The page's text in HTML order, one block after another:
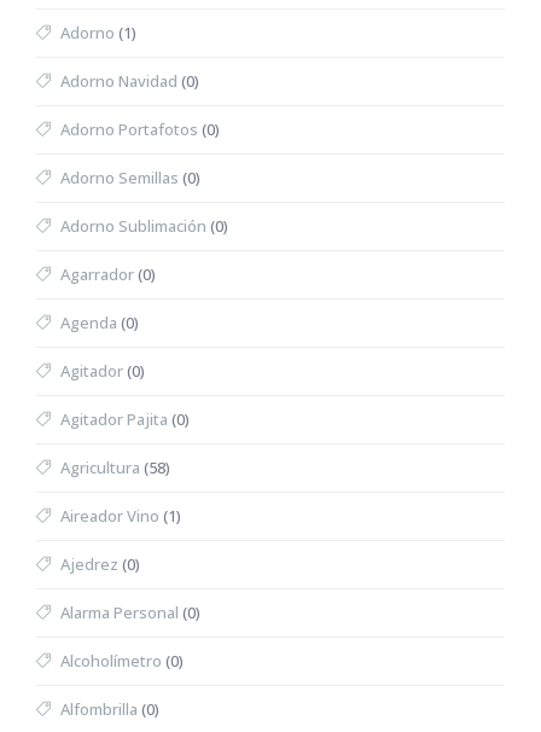
Adorno (1)
Adorno Navidad (0)
Adorno Portafotos (0)
Adorno Semillas (0)
Adorno Sublimación (0)
Agarrador(0)
Agenda (0)
Agitador(0)
Agitador Pajita (0)
Agricultura (58)
Aireador Vino (1)
Ajedrez (0)
Alarma Personal (0)
Alcoholímetro (0)
Alfombrilla (0)